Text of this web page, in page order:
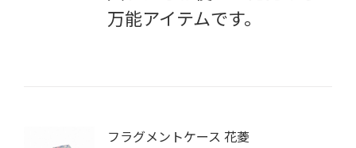
万能アイテムです。
フラグメントケース 花菱